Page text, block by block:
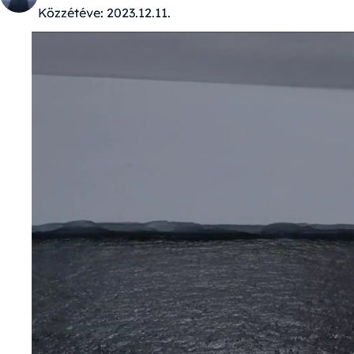
Közzétéve: 2023.12.11.